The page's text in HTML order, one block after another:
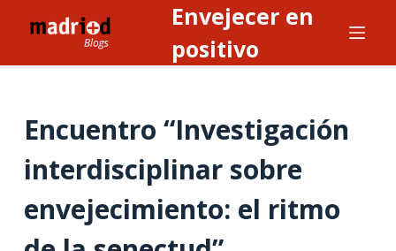
l
Envejecer en
positivo
Encuentro “Investigación
interdisciplinar sobre
envejecimiento: el ritmo